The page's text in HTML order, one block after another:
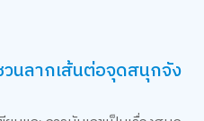
นลากเส้นต่อจุดสนุกจัง